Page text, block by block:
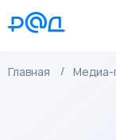
Главная Медиа-